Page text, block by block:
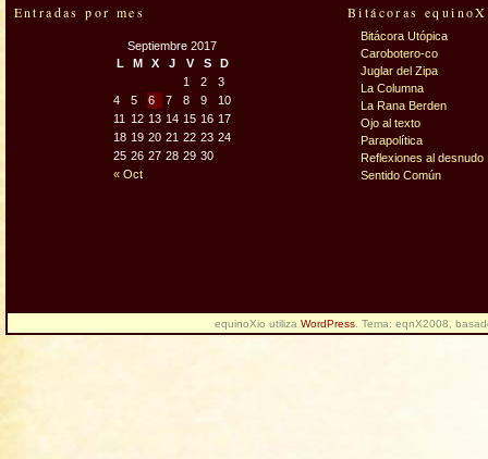
Entradas por mes
Septiembre 2017
L
M X J V S D
« Oct
1 2
3
4
5 6 7 8 9
10
11
12 13 14 15 16 17
18 19 20 21 22 23 24
25 26 27 28 29 30
Bitácoras
Bitácora Utópica
Carobotero-co
Juglar del Zipa
La Columna
La Rana Berden
Ojo al texto
Parapolítica
Reflexiones al desnudo
Sentido Común
equinoXio utiliza WordPress . Tema: eqnX2008,